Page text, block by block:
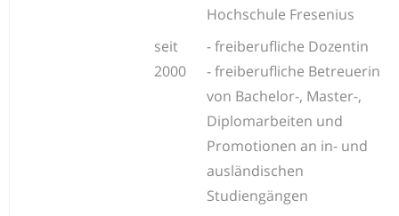
Hochschule Fresenius
seit
2000
- freiberufliche Dozentin
- freiberufliche Betreuerin
von Bachelor-, Master-,
Diplomarbeiten und
Promotionen an in- und
ausländischen
Studiengängen